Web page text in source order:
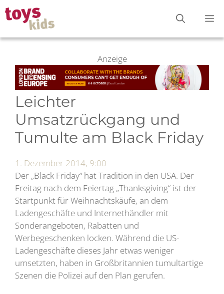
Zum
Inhalt
springen
Anzeige
Leichter
Umsatzrückgang und
Tumulte am Black Friday
1. Dezember 2014, 9:00
Der „Black Friday“ hat Tradition in den USA. Der
Freitag nach dem Feiertag „Thanksgiving“ ist der
Startpunkt für Weihnachtskäufe, an dem
Ladengeschäfte und Internethändler mit
Sonderangeboten, Rabatten und
Werbegeschenken locken. Während die US-
Ladengeschäfte dieses Jahr etwas weniger
umsetzten, haben in Großbritannien tumultartige
Szenen die Polizei auf den Plan gerufen.